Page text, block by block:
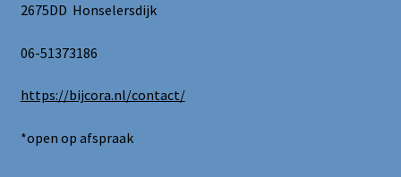
2675DD Honselersdijk
06-51373186
https://bijcora.nl/contact/
*open op afspraak